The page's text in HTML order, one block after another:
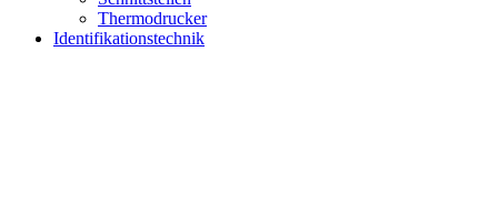
Thermodrucker
Identifikationstechnik